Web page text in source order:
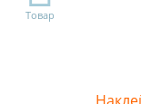
Товар